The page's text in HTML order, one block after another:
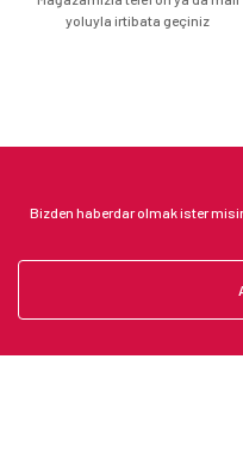
yoluyla irtibata geçiniz